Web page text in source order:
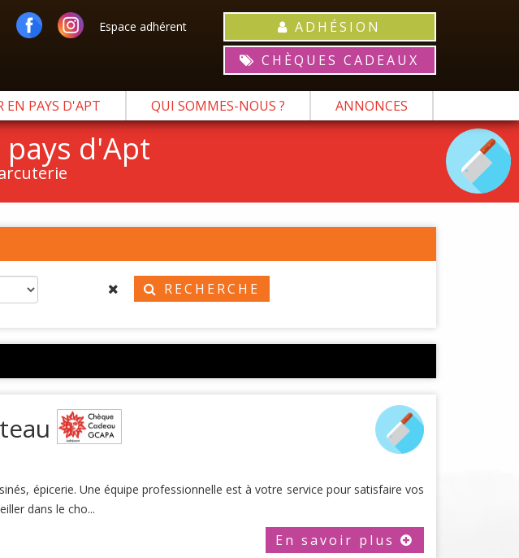
Espace adhérent
ADHÉSION
CHÈQUES CADEAUX
EN PAYS D'APT QUI SOMMES-NOUS ? ANNONCES
d'Apt
RECHERCHE
épicerie. Une équipe professionnelle est à votre service pour satisfaire vos
dans le cho...
En savoir plus